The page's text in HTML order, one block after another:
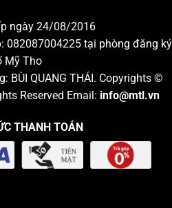
ngày 24/08/2016
082087004225 tại phòng đăng ký
Mỹ Tho
BÙI QUANG THÁI. Copyrights ©
Reserved Email: info@mtl.vn
THANH TOÁN